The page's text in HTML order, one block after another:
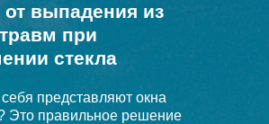
от выпадения из
при
стекла
себя представляют окна
Это правильное решение